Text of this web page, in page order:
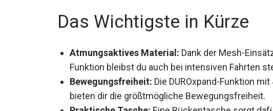
Das Wichtigste in Kürze
Atmungsaktives Material: Dank der Mesh-
Funktion bleibst du auch bei intensiven Fahrten
Bewegungsfreiheit: Die DUROxpand-Funktion
bieten dir die größtmögliche Bewegungsfreiheit.
Praktische Tasche: Eine Rückentasche sorgt